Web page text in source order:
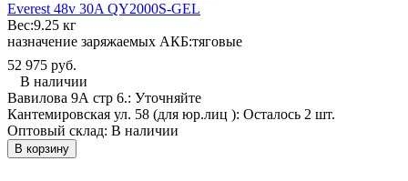
Everest 48v 30A QY2000S-GEL
Вес:9.25 кг
назначение заряжаемых АКБ:тяговые
52 975 руб.
В наличии
Вавилова 9А стр 6.: Уточняйте
Кантемировская ул. 58 (для юр.лиц ): Осталось 2 шт.
Оптовый склад: В наличии
В корзину